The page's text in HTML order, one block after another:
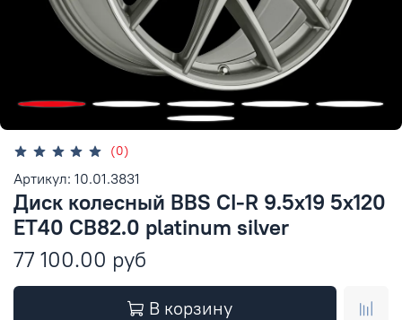
(0)
Артикул: 10.01.3831
Диск колесный BBS CI-R 9.5x19 5x120
ET40 CB82.0 platinum silver
77 100.00 руб
В корзину